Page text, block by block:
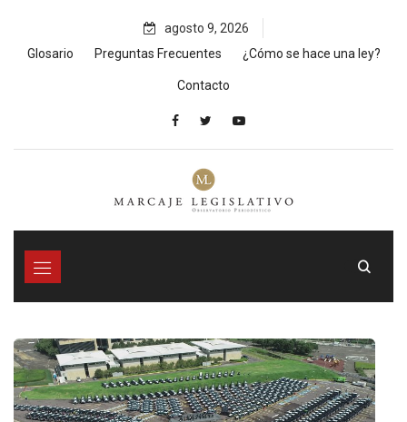
content
agosto 9, 2026
Glosario
Preguntas Frecuentes ¿Cómo se hace una ley?
Contacto